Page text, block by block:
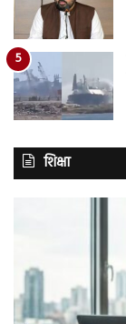
शिक्षा